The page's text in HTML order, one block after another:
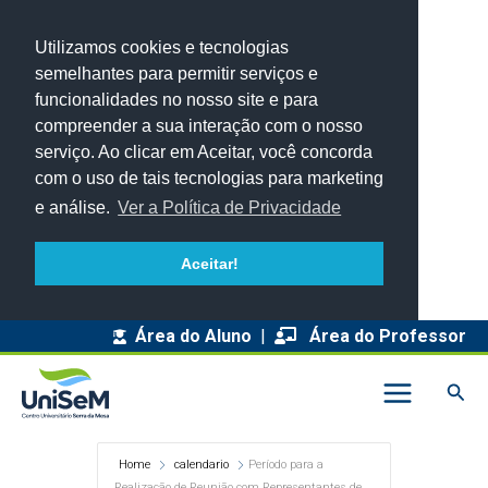
Utilizamos cookies e tecnologias
semelhantes para permitir serviços e
funcionalidades no nosso site e para
compreender a sua interação com o nosso
serviço. Ao clicar em Aceitar, você concorda
com o uso de tais tecnologias para marketing
e análise. Ver a Política de Privacidade
Aceitar!
Área do Aluno | Área do Professor
Home calendario
Período para a